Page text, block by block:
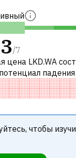
3/7
цена LKD.WA
падения
означает
чтобы